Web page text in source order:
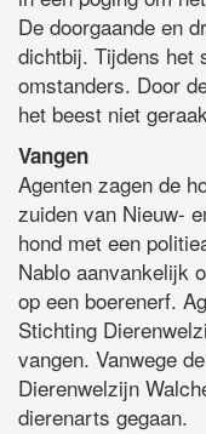
De doorgaande en
dichtbij. Tijdens het
omstanders. Door
het beest niet
Vangen
Agenten zagen de
zuiden van Nieuw-
hond met een
Nablo aanvankelijk
op een boerenerf.
Stichting
vangen. Vanwege
Dierenwelzijn
dierenarts gegaan.